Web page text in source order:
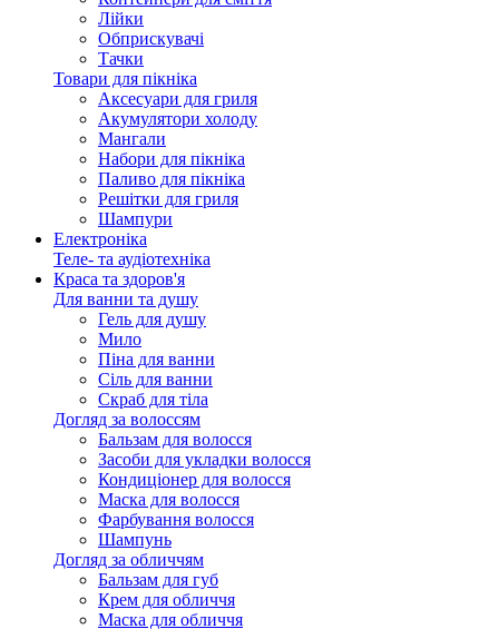
Лійки
Обприскувачі
Тачки
Товари для пікніка
Аксесуари для гриля
Акумулятори холоду
Мангали
Набори для пікніка
Паливо для пікніка
Решітки для гриля
Шампури
Електроніка
Теле- та аудіотехніка
Краса та здоров'я
Для ванни та душу
Гель для душу
Мило
Піна для ванни
Сіль для ванни
Скраб для тіла
Догляд за волоссям
Бальзам для волосся
Засоби для укладки волосся
Кондиціонер для волосся
Маска для волосся
Фарбування волосся
Шампунь
Догляд за обличчям
Бальзам для губ
Крем для обличчя
Маска для обличчя